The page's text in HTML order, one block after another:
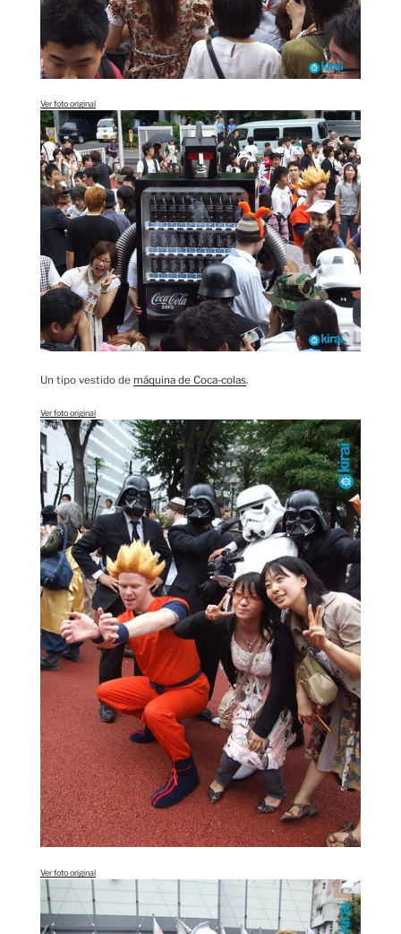
Ver foto original
Un tipo vestido de máquina de Coca-colas.
Ver foto original
Ver foto original